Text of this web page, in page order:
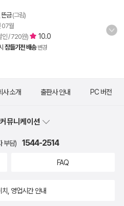
뜬금(그림)
07월
인 / 720원) 10.0
잠들기전 배송 변경
사 소개 출판사 안내 PC 버전
뮤니케이션
부담) 1544-2514
FAQ
치, 영업시간 안내